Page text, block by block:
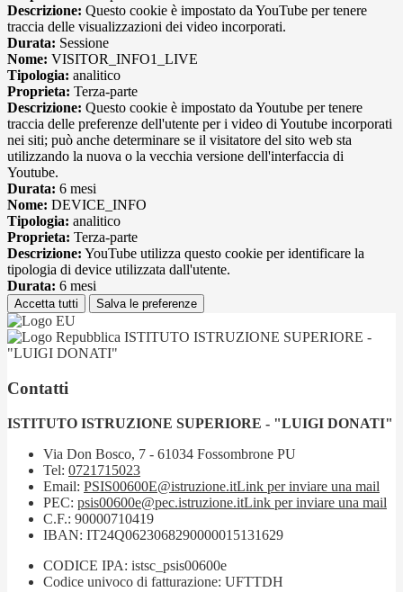
Descrizione: Questo cookie è impostato da YouTube per tenere
traccia delle visualizzazioni dei video incorporati.
Durata: Sessione
Nome: VISITOR_INFO1_LIVE
Tipologia: analitico
Proprieta: Terza-parte
Descrizione: Questo cookie è impostato da Youtube per tenere
traccia delle preferenze dell'utente per i video di Youtube incorporati
nei siti; può anche determinare se il visitatore del sito web sta
utilizzando la nuova o la vecchia versione dell'interfaccia di
Youtube.
Durata: 6 mesi
Nome: DEVICE_INFO
Tipologia: analitico
Proprieta: Terza-parte
Descrizione: YouTube utilizza questo cookie per identificare la
tipologia di device utilizzata dall'utente.
Durata: 6 mesi
Accetta tutti Salva le preferenze
ISTITUTO ISTRUZIONE SUPERIORE -
"LUIGI DONATI"
Contatti
ISTITUTO ISTRUZIONE SUPERIORE - "LUIGI DONATI"
Via Don Bosco, 7 - 61034 Fossombrone PU
Tel: 0721715023
Email: PSIS00600E@istruzione.itLink per inviare una mail
PEC: psis00600e@pec.istruzione.itLink per inviare una mail
C.F.: 90000710419
IBAN: IT24Q0623068290000015131629
CODICE IPA: istsc_psis00600e
Codice univoco di fatturazione: UFTTDH